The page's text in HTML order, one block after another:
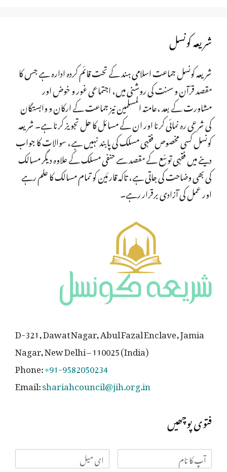
شریعہ کونسل
شریعہ کونسل جماعت اسلامی ہند کے تحت قائم کردہ ادارہ ہے جس کا
مقصد قرآن و سنت کی روشنی میں، اجتماعی غور و خوض اور
مشاورت کے بعد ،عامتہ المسلمین نیز جماعت کے ارکان و وابستگان
کی شرعی رہ نمائی کرنا اور ان کے مسائل کا حل تجویز کرنا ہے۔ شریعہ
کونسل کسی مخصوص فقہی مسلک کی پابند نہیں ہے، سوالات کا جواب
دینے میں فقہی توسّع کے مقصد سے حنفی مسلک کے علاوہ دیگر مسالک
کی بھی وضاحت کی جاتی ہے، تاکہ قارئین کو تمام مسالک کا علم رہے
اور عمل کی آزادی برقرار رہے۔
D-321, Dawat Nagar, Abul Fazal Enclave, Jamia
Nagar, New Delhi – 110025 (India)
Phone:+91-9582050234
Email:shariahcouncil@jih.org.in
فتوی پوچھیں